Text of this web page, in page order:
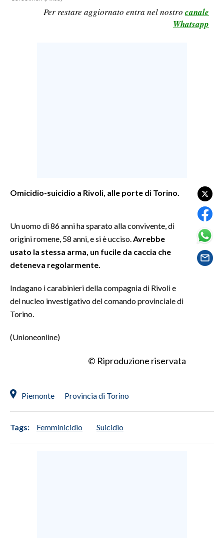
ALTRI SPORT
CULTURA
SPETTACOLI
GOSSIP
SALUTE
SARDEGNA TURISMO
SARDI NEL MONDO
#CARAUNIONE
INSULARITÀ
Per restare aggiornato entra nel nostro canale
Whatsapp
Omicidio-suicidio a Rivoli, alle porte di Torino.
Un uomo di 86 anni ha sparato alla convivente, di
origini romene, 58 anni, e si è ucciso. Avrebbe
usato la stessa arma, un fucile da caccia che
deteneva regolarmente.
Indagano i carabinieri della compagnia di Rivoli e
del nucleo investigativo del comando provinciale di
Torino.
(Unioneonline)
© Riproduzione riservata
Piemonte Provincia di Torino
Tags: Femminicidio Suicidio